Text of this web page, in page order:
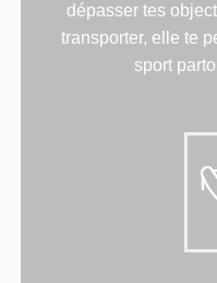
dépasser tes
transporter, elle te
sport